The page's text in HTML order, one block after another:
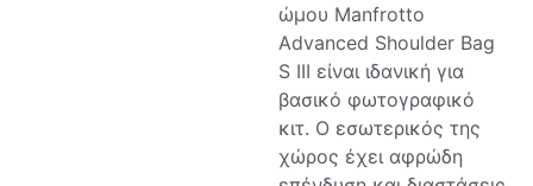
ώμου Manfrotto
Advanced Shoulder Bag
S III είναι ιδανική για
βασικό φωτογραφικό
κιτ. Ο εσωτερικός της
χώρος έχει αφρώδη